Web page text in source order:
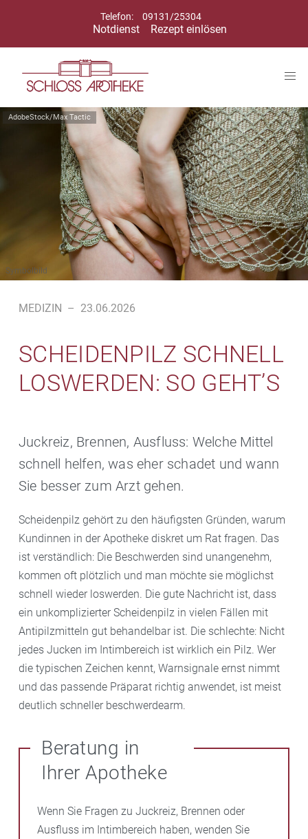
Telefon: 09131/25304
Notdienst Rezept einlösen
AdobeStock/Max Tactic
Symbolbild
MEDIZIN – 23.06.2026
SCHEIDENPILZ SCHNELL
LOSWERDEN: SO GEHT’S
Juckreiz, Brennen, Ausfluss: Welche Mittel
schnell helfen, was eher schadet und wann
Sie besser zum Arzt gehen.
Scheidenpilz gehört zu den häufigsten Gründen, warum
Kundinnen in der Apotheke diskret um Rat fragen. Das
ist verständlich: Die Beschwerden sind unangenehm,
kommen oft plötzlich und man möchte sie möglichst
schnell wieder loswerden. Die gute Nachricht ist, dass
ein unkomplizierter Scheidenpilz in vielen Fällen mit
Antipilzmitteln gut behandelbar ist. Die schlechte: Nicht
jedes Jucken im Intimbereich ist wirklich ein Pilz. Wer
die typischen Zeichen kennt, Warnsignale ernst nimmt
und das passende Präparat richtig anwendet, ist meist
deutlich schneller beschwerdearm.
Beratung in
Ihrer Apotheke
Wenn Sie Fragen zu Juckreiz, Brennen oder
Ausfluss im Intimbereich haben, wenden Sie